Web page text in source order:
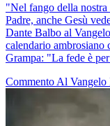
"Nel fango della nostra
Padre, anche Gesù
Dante Balbo al
calendario ambrosiano
Grampa: "La fede è
Commento Al Vangelo